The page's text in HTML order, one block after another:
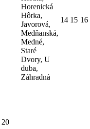
Horenická
Hôrka,
Javorová,
Medňanská,
Medné,
Staré
Dvory, U
duba,
Záhradná
14 15 16
20